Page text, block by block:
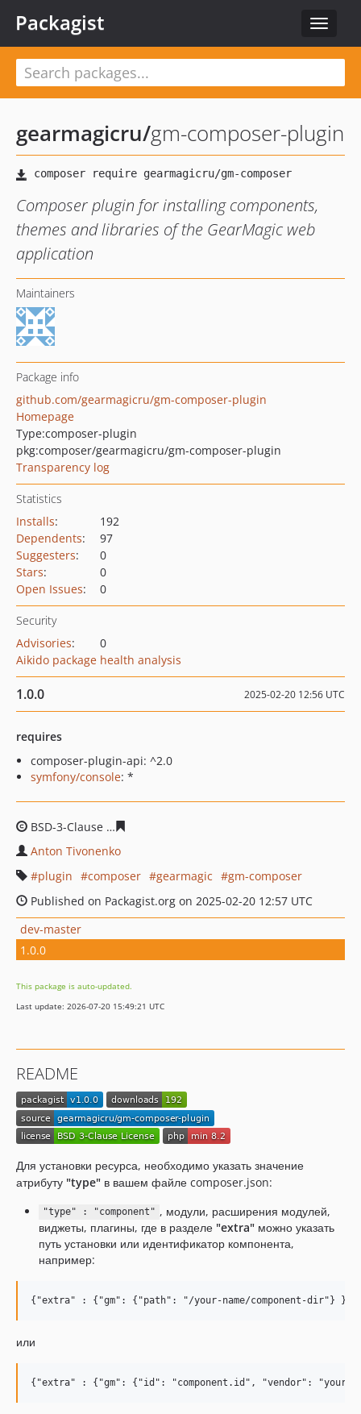
Toggle
Packagist
gearmagicru/gm-composer-plugin
Composer plugin for installing components,
themes and libraries of the GearMagic web
application
Maintainers
Package info
github.com/gearmagicru/gm-composer-plugin
Homepage
Type:composer-plugin
pkg:composer/gearmagicru/gm-composer-plugin
Transparency log
Statistics
Installs:
192
Dependents:
97
Suggesters:
0
Stars:
0
Open Issues: 0
Security
Advisories:
0
Aikido package health analysis
1.0.0 2025-02-20 12:56 UTC
requires
composer-plugin-api: ^2.0
symfony/console: *
BSD-3-Clause
Anton Tivonenko
plugin
composer gearmagic
gm-composer
Published on Packagist.org on 2025-02-20 12:57 UTC
dev-master
1.0.0
This package is auto-updated.
Last update: 2026-07-20 15:49:21 UTC
README
Для установки ресурса, необходимо указать значение
атрибуту "type" в вашем файле composer.json:
"type" : "component" , модули, расширения модулей,
виджеты, плагины, где в разделе "extra" можно указать
путь установки или идентификатор компонента,
например:
или